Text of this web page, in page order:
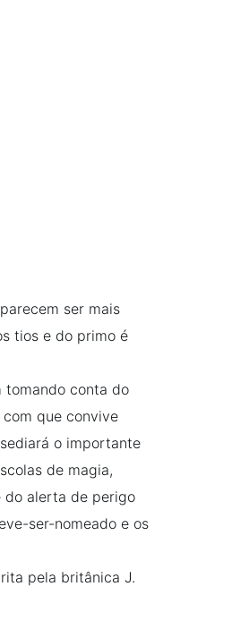
ser mais
tios e do primo é
tomando conta do
que convive
o importante
de magia,
do alerta de perigo
ser-nomeado e os
pela britânica J.